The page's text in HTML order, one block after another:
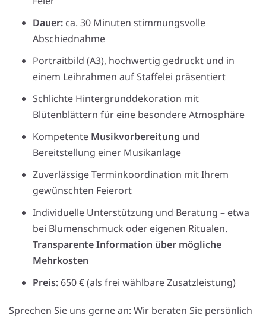
Dauer: ca. 30 Minuten stimmungsvolle
Abschiednahme
Portraitbild (A3), hochwertig gedruckt und in
einem Leihrahmen auf Staffelei präsentiert
Schlichte Hintergrunddekoration mit
Blütenblättern für eine besondere Atmosphäre
Kompetente Musikvorbereitung und
Bereitstellung einer Musikanlage
Zuverlässige Terminkoordination mit Ihrem
gewünschten Feierort
Individuelle Unterstützung und Beratung – etwa
bei Blumenschmuck oder eigenen Ritualen.
Transparente Information über mögliche
Mehrkosten
Preis: 650 € (als frei wählbare Zusatzleistung)
Sprechen Sie uns gerne an: Wir beraten Sie persönlich